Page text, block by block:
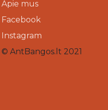
Apie mus
Facebook
Instagram
© AntBangos.lt 2021